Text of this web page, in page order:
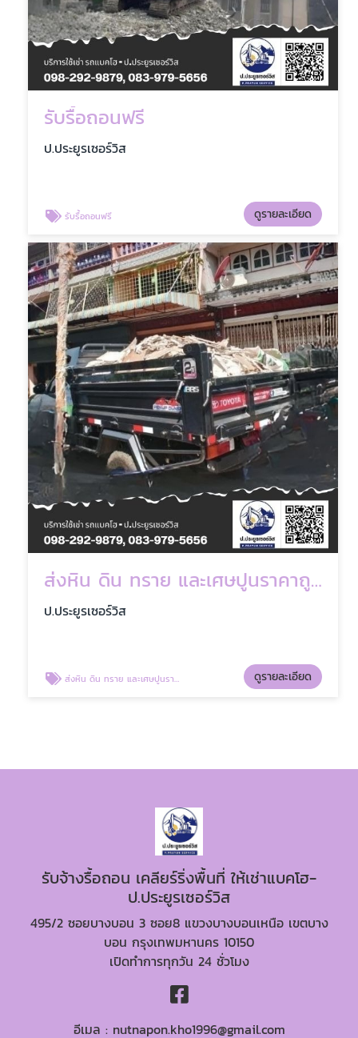
รับรื้อถอนฟรี
ป.ประยูรเซอร์วิส
รับรื้อถอนฟรี ดูรายละเอียด
ส่งหิน ดิน ทราย และเศษปูนราคาถูก
ป.ประยูรเซอร์วิส
ส่งหิน ดิน ทราย และเศษปูนราคาถูก ดูรายละเอียด
รับจ้างรื้อถอน เคลียร์ริ่งพื้นที่ ให้เช่าแบคโฮ-
ป.ประยูรเซอร์วิส
495/2 ซอยบางบอน 3 ซอย8 แขวงบางบอนเหนือ เขตบาง
บอน กรุงเทพมหานคร 10150
เปิดทำการทุกวัน 24 ชั่วโมง
อีเมล : nutnapon.kho1996@gmail.com